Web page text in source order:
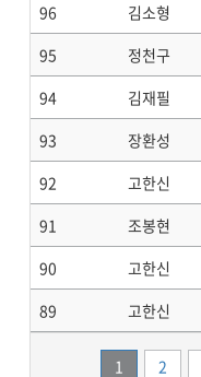
96
김소형
95
정천구
94
김재필
93
장환성
92
고한신
91
조봉현
90
고한신
89
고한신
1 2